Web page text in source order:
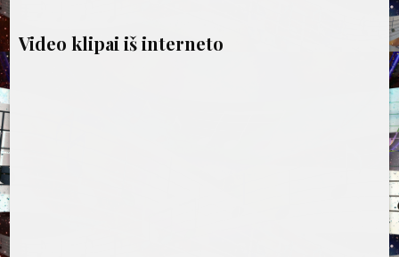
Video klipai iš interneto